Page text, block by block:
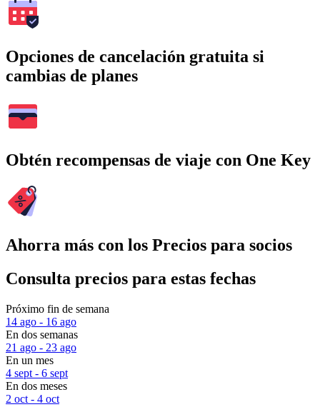
Opciones de cancelación gratuita si
cambias de planes
Obtén recompensas de viaje con One Key
Ahorra más con los Precios para socios
Consulta precios para estas fechas
Próximo fin de semana
14 ago - 16 ago
En dos semanas
21 ago - 23 ago
En un mes
4 sept - 6 sept
En dos meses
2 oct - 4 oct